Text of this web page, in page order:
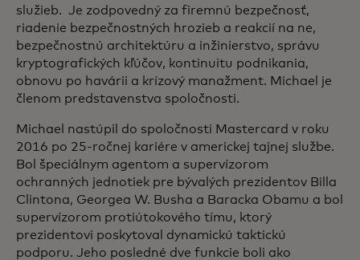
služieb. Je zodpovedný za firemnú bezpečnosť,
riadenie bezpečnostných hrozieb a reakcií na ne,
bezpečnostnú architektúru a inžinierstvo, správu
kryptografických kľúčov, kontinuitu podnikania,
obnovu po havárii a krízový manažment. Michael je
členom predstavenstva spoločnosti.
Michael nastúpil do spoločnosti Mastercard v roku
2016 po 25-ročnej kariére v americkej tajnej službe.
Bol špeciálnym agentom a supervízorom
ochranných jednotiek pre bývalých prezidentov Billa
Clintona, Georgea W. Busha a Baracka Obamu a bol
supervízorom protiútokového tímu, ktorý
prezidentovi poskytoval dynamickú taktickú
podporu. Jeho posledné dve funkcie boli ako